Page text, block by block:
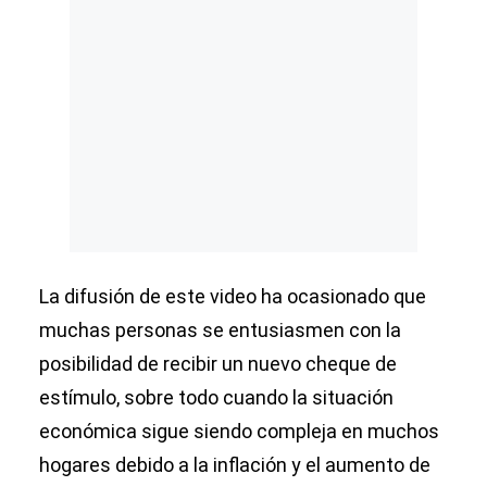
La difusión de este video ha ocasionado que
muchas personas se entusiasmen con la
posibilidad de recibir un nuevo cheque de
estímulo, sobre todo cuando la situación
económica sigue siendo compleja en muchos
hogares debido a la inflación y el aumento de